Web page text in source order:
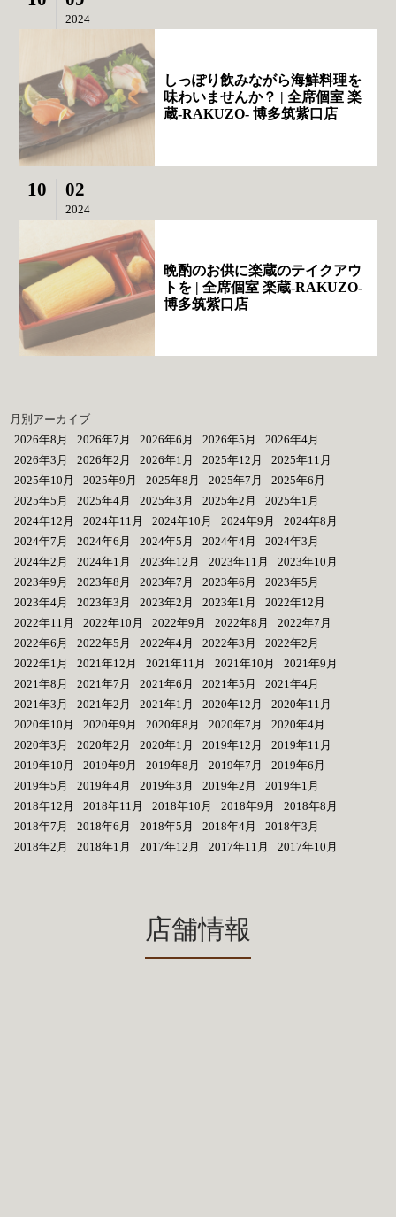
2024
しっぽり飲みながら海鮮料理を
味わいませんか？ | 全席個室 楽
蔵‐RAKUZO‐ 博多筑紫口店
10 02
2024
晩酌のお供に楽蔵のテイクアウ
トを | 全席個室 楽蔵‐RAKUZO‐
博多筑紫口店
月別アーカイブ
2026年8月
2026年7月 2026年6月 2026年5月
2026年4月
2026年3月
2026年2月 2026年1月 2025年12月
2025年11月
2025年10月
2025年9月 2025年8月 2025年7月
2025年6月
2025年5月
2025年4月 2025年3月 2025年2月
2025年1月
2024年12月
2024年11月 2024年10月 2024年9月
2024年8月
2024年7月
2024年6月 2024年5月 2024年4月
2024年3月
2024年2月
2024年1月 2023年12月 2023年11月
2023年10月
2023年9月
2023年8月 2023年7月 2023年6月
2023年5月
2023年4月
2023年3月 2023年2月 2023年1月
2022年12月
2022年11月
2022年10月 2022年9月 2022年8月
2022年7月
2022年6月
2022年5月 2022年4月 2022年3月
2022年2月
2022年1月
2021年12月 2021年11月 2021年10月
2021年9月
2021年8月
2021年7月 2021年6月 2021年5月
2021年4月
2021年3月
2021年2月 2021年1月 2020年12月
2020年11月
2020年10月
2020年9月 2020年8月 2020年7月
2020年4月
2020年3月
2020年2月 2020年1月 2019年12月
2019年11月
2019年10月
2019年9月 2019年8月 2019年7月
2019年6月
2019年5月
2019年4月 2019年3月 2019年2月
2019年1月
2018年12月
2018年11月 2018年10月 2018年9月
2018年8月
2018年7月
2018年6月 2018年5月 2018年4月
2018年3月
2018年2月
2018年1月 2017年12月 2017年11月 2017年10月
店舗情報